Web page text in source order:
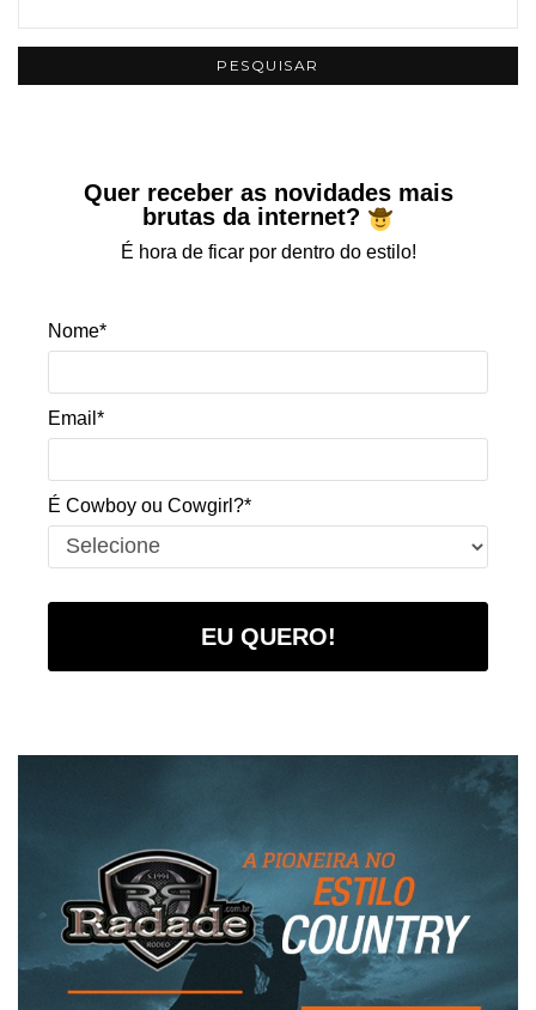
Quer receber as novidades mais
brutas da internet?
É hora de ficar por dentro do estilo!
Nome*
Email*
É Cowboy ou Cowgirl?*
EU QUERO!